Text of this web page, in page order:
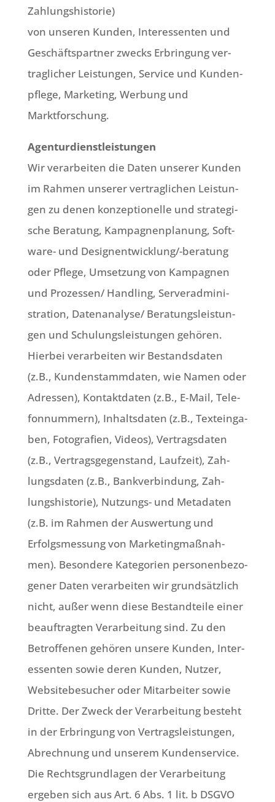
Zah­lungs­hi­sto­rie)
von unse­ren Kun­den, Inter­es­sen­ten und
Geschäfts­part­ner zwecks Erbrin­gung ver­
trag­li­cher Lei­stun­gen, Ser­vice und Kun­den­
pfle­ge, Mar­ke­ting, Wer­bung und
Marktforschung.
Agen­tur­dienst­lei­stun­gen
Wir ver­ar­bei­ten die Daten unse­rer Kun­den
im Rah­men unse­rer ver­trag­li­chen Lei­stun­
gen zu denen kon­zep­tio­nel­le und stra­te­gi­
sche Bera­tung, Kam­pa­gnen­pla­nung, Soft­
ware- und Design­ent­wick­lun­g/-bera­tung
oder Pfle­ge, Umset­zung von Kam­pa­gnen
und Prozessen/ Hand­ling, Ser­ver­ad­mi­ni­
stra­ti­on, Datenanalyse/ Bera­tungs­lei­stun­
gen und Schu­lungs­lei­stun­gen gehö­ren.
Hier­bei ver­ar­bei­ten wir Bestands­da­ten
(z.B., Kun­den­stamm­da­ten, wie Namen oder
Adres­sen), Kon­takt­da­ten (z.B., E‑Mail, Tele­
fon­num­mern), Inhalts­da­ten (z.B., Text­ein­ga­
ben, Foto­gra­fien, Vide­os), Ver­trags­da­ten
(z.B., Ver­trags­ge­gen­stand, Lauf­zeit), Zah­
lungs­da­ten (z.B., Bank­ver­bin­dung, Zah­
lungs­hi­sto­rie), Nut­zungs- und Meta­da­ten
(z.B. im Rah­men der Aus­wer­tung und
Erfolgs­mes­sung von Mar­ke­ting­maß­nah­
men). Beson­de­re Kate­go­rien per­so­nen­be­zo­
ge­ner Daten ver­ar­bei­ten wir grund­sätz­lich
nicht, außer wenn die­se Bestand­tei­le einer
beauf­trag­ten Ver­ar­bei­tung sind. Zu den
Betrof­fe­nen gehö­ren unse­re Kun­den, Inter­
es­sen­ten sowie deren Kun­den, Nut­zer,
Web­site­be­su­cher oder Mit­ar­bei­ter sowie
Drit­te. Der Zweck der Ver­ar­bei­tung besteht
in der Erbrin­gung von Ver­trags­lei­stun­gen,
Abrech­nung und unse­rem Kun­den­ser­vice.
Die Rechts­grund­la­gen der Ver­ar­bei­tung
erge­ben sich aus Art. 6 Abs. 1 lit. b DSGVO